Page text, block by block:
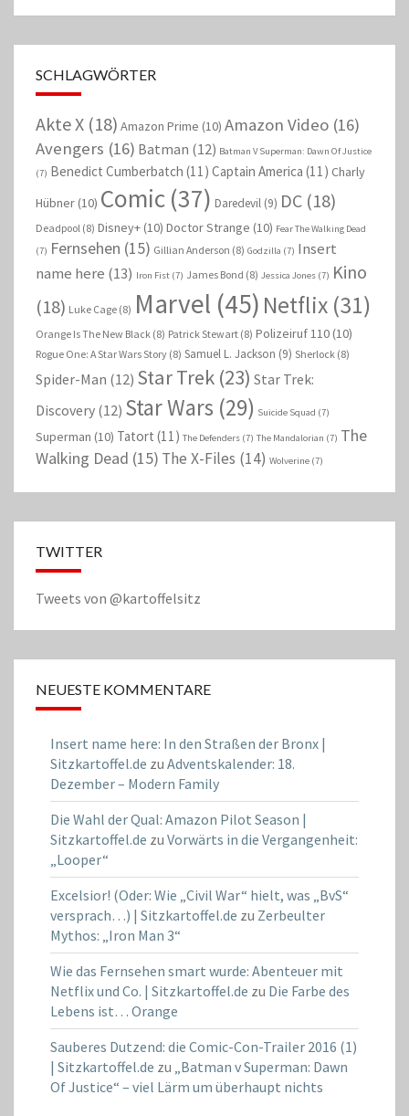
SCHLAGWÖRTER
Akte X (18) Amazon Prime (10) Amazon Video (16)
Avengers (16) Batman (12) Batman V Superman: Dawn Of Justice
(7) Benedict Cumberbatch (11) Captain America (11) Charly
Hübner (10) Comic (37) Daredevil (9) DC (18)
Deadpool (8) Disney+ (10) Doctor Strange (10) Fear The Walking Dead
(7) Fernsehen (15) Gillian Anderson (8) Godzilla (7) Insert
name here (13) Iron Fist (7) James Bond (8) Jessica Jones (7) Kino
(18) Luke Cage (8) Marvel (45) Netflix (31)
Orange Is The New Black (8) Patrick Stewart (8) Polizeiruf 110 (10)
Rogue One: A Star Wars Story (8) Samuel L. Jackson (9) Sherlock (8)
Spider-Man (12) Star Trek (23) Star Trek:
Discovery (12) Star Wars (29) Suicide Squad (7)
Superman (10) Tatort (11) The Defenders (7) The Mandalorian (7) The
Walking Dead (15) The X-Files (14) Wolverine (7)
TWITTER
Tweets von @kartoffelsitz
NEUESTE KOMMENTARE
Insert name here: In den Straßen der Bronx |
Sitzkartoffel.de zu Adventskalender: 18.
Dezember – Modern Family
Die Wahl der Qual: Amazon Pilot Season |
Sitzkartoffel.de zu Vorwärts in die Vergangenheit:
„Looper“
Excelsior! (Oder: Wie „Civil War“ hielt, was „BvS“
versprach…) | Sitzkartoffel.de zu Zerbeulter
Mythos: „Iron Man 3“
Wie das Fernsehen smart wurde: Abenteuer mit
Netflix und Co. | Sitzkartoffel.de zu Die Farbe des
Lebens ist… Orange
Sauberes Dutzend: die Comic-Con-Trailer 2016 (1)
| Sitzkartoffel.de zu „Batman v Superman: Dawn
Of Justice“ – viel Lärm um überhaupt nichts